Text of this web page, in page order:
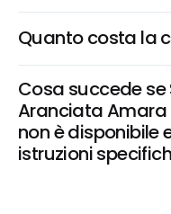
Quanto costa la
Cosa succede se
Aranciata Amara
non è disponibile
istruzioni